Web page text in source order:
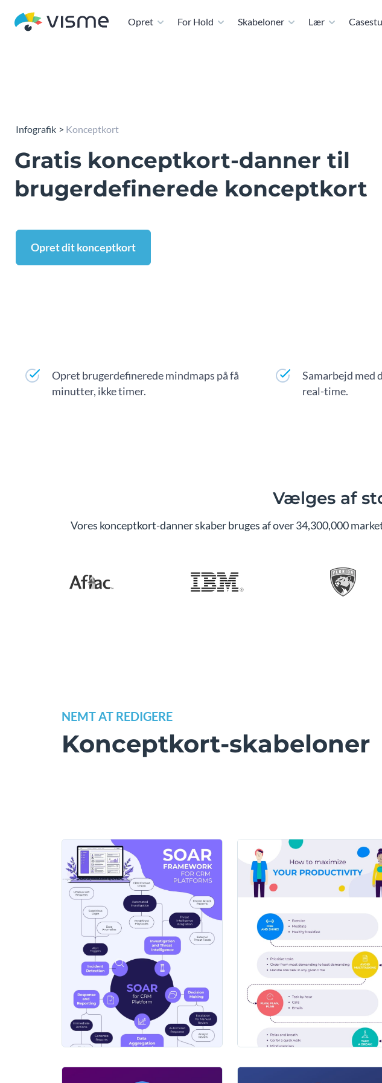
Opret For Hold Skabeloner Lær
Infografik Konceptkort
Gratis konceptkort-danner til
brugerdefinerede konceptkort
Opret dit konceptkort
Opret brugerdefinerede mindmaps på få
minutter, ikke timer.
Samarbejd med
real-time.
Vælges af
Vores konceptkort-danner skaber bruges af over 34,300,000
NEMT AT REDIGERE
Konceptkort-skabeloner